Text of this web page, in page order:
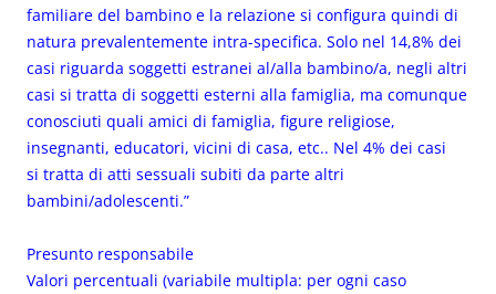
familiare del bambino e la relazione si configura quindi di
natura prevalentemente intra-specifica. Solo nel 14,8% dei
casi riguarda soggetti estranei al/alla bambino/a, negli altri
casi si tratta di soggetti esterni alla famiglia, ma comunque
conosciuti quali amici di famiglia, figure religiose,
insegnanti, educatori, vicini di casa, etc.. Nel 4% dei casi
si tratta di atti sessuali subiti da parte altri
bambini/adolescenti.”
Presunto responsabile
Valori percentuali (variabile multipla: per ogni caso